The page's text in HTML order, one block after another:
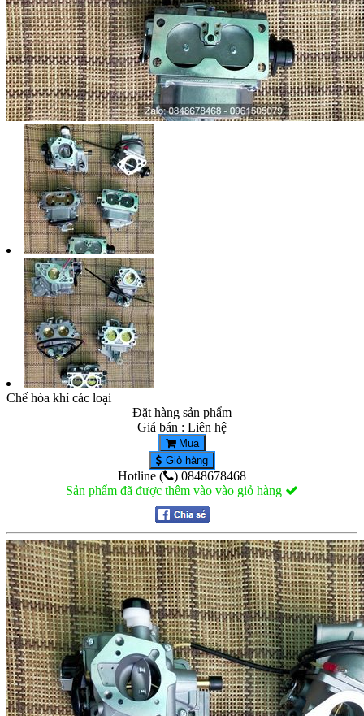
Chế hòa khí các loại
Đặt hàng sản phẩm
Giá bán : Liên hệ
Mua
Giỏ hàng
Hotline (
) 0848678468
Sản phẩm đã được thêm vào vào giỏ hàng